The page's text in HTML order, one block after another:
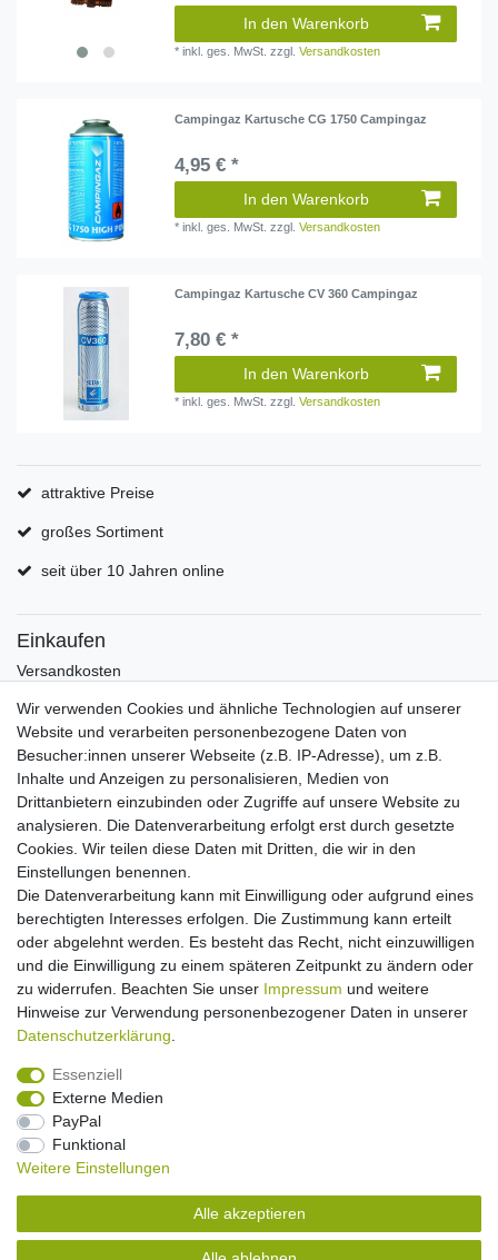
In den Warenkorb
*inkl. ges. MwSt. zzgl.Versandkosten
Campingaz Kartusche CG 1750 Campingaz
4,95 € *
In den Warenkorb
*inkl. ges. MwSt. zzgl.Versandkosten
Campingaz Kartusche CV 360 Campingaz
7,80 € *
In den Warenkorb
*inkl. ges. MwSt. zzgl.Versandkosten
attraktive Preise
großes Sortiment
seit über 10 Jahren online
Einkaufen
Versandkosten
Hilfe
Informationen
Batterieverordnung
Über uns
Garantie Paella/Allgrill
Garantie Autohome
Newsletter
Honig
Hiermit bestätige ich, dass ich die Daten­schutz­erklärunggelesen habe. Meine
Einwilligung kann ich jederzeit widerrufen.**
Impressum
Widerrufs­recht Vertrag widerrufen Kontakt
Wir verwenden Cookies und ähnliche Technologien auf unserer
Website und verarbeiten personenbezogene Daten von
Besucher:innen unserer Webseite (z.B. IP-Adresse), um z.B.
Inhalte und Anzeigen zu personalisieren, Medien von
Drittanbietern einzubinden oder Zugriffe auf unsere Website zu
analysieren. Die Datenverarbeitung erfolgt erst durch gesetzte
Cookies. Wir teilen diese Daten mit Dritten, die wir in den
Einstellungen benennen.
Die Datenverarbeitung kann mit Einwilligung oder aufgrund eines
berechtigten Interesses erfolgen. Die Zustimmung kann erteilt
oder abgelehnt werden. Es besteht das Recht, nicht einzuwilligen
und die Einwilligung zu einem späteren Zeitpunkt zu ändern oder
zu widerrufen. Beachten Sie unser Impressum und weitere
Hinweise zur Verwendung personenbezogener Daten in unserer
Daten­schutz­erklärung
Essenziell
Externe Medien
PayPal
Funktional
Weitere Einstellungen
Alle akzeptieren